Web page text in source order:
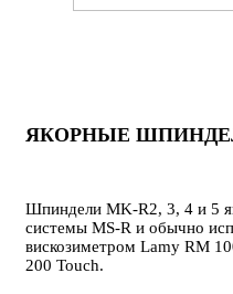
ЯКОРНЫЕ
Шпиндели MK-R2, 3, 4 и 5
системы MS-R и обычно
вискозиметром Lamy RM
200 Touch.